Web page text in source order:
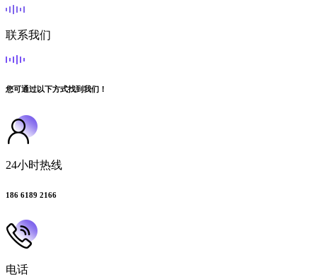
联系我们
您可通过以下方式找到我们！
24小时热线
186 6189 2166
电话